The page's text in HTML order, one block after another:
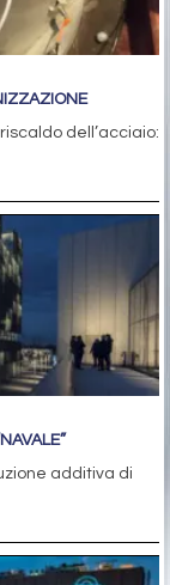
dell’acciaio:
additiva di